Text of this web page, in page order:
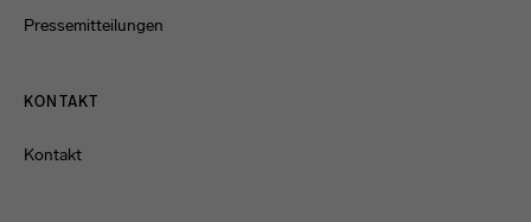
Pressemitteilungen
KONTAKT
Kontakt